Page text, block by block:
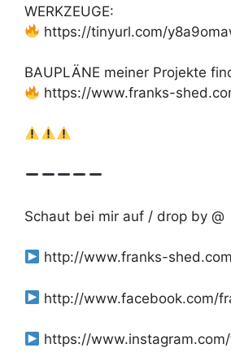
WERKZEUGE:
https://tinyurl.com/
BAUPLÄNE meiner Projekte
https://www.franks-
Schaut bei mir auf / drop by @
http://www.franks-shed.com
http://www.facebook.com/
https://